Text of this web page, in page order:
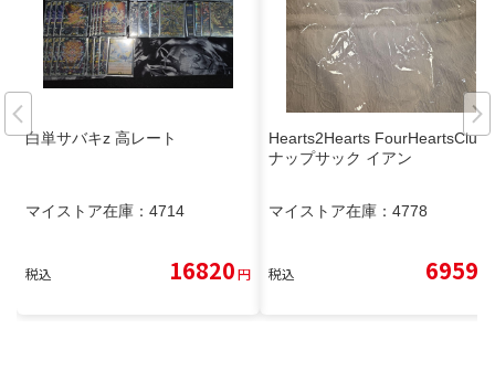
白単サバキz 高レート
マイストア在庫： 4714
税込 16820円
Hearts2Hearts FourHeartsClub
ナップサック イアン
マイストア在庫： 4778
税込 6959